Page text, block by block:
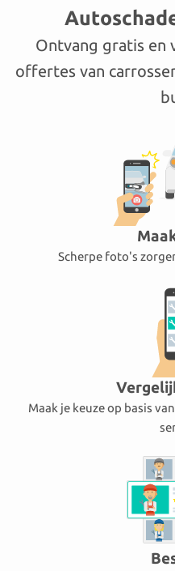
Ontvang gratis en
offertes van
Scherpe foto's
Maak je keuze op basis